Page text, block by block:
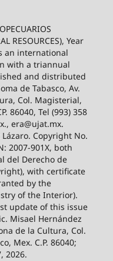
RESOURCES), Year
an international
with a triannual
and distributed
de Tabasco, Av.
Col. Magisterial,
86040, Tel (993) 358
era@ujat.mx.
Copyright No.
2007-901X, both
del Derecho de
with certificate
by the
of the Interior).
update of this issue
Misael Hernández
de la Cultura, Col.
Mex. C.P. 86040;
2026.